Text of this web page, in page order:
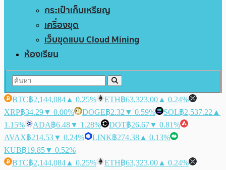
กระเป๋าเก็บเหรียญ
เครื่องขุด
เว็บขุดแบบ Cloud Mining
ห้องเรียน
BTC฿2,144,084 ▲ 0.25% ETH฿63,323.00 ▲ 0.24%
XRP฿34.29▼ 0.00% DOGE฿2.32 ▼ 0.59% SOL฿2,537.22 ▲
1.15%
ADA฿6.48▼ 1.28% DOT฿26.67▼ 0.81%
AVAX฿214.53▼ 0.24% LINK฿274.38 ▲ 0.13%
KUB฿19.85▼ 0.52%
BTC฿2,144,084 ▲ 0.25% ETH฿63,323.00 ▲ 0.24%